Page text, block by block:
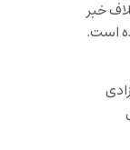
خبر
است.